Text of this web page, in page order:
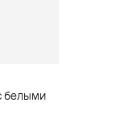
белыми